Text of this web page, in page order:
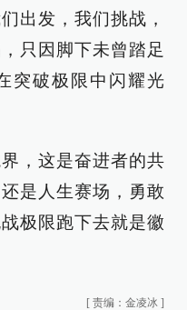
出发，我们挑战，
只因脚下未曾踏足
突破极限中闪耀光
，这是奋进者的共
是人生赛场，勇敢
极限跑下去就是徽
[ 责编：金凌冰 ]